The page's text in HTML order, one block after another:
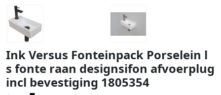
Ink Versus Fonteinpack Porselein l
s fonte raan designsifon afvoerplug
incl bevestiging 1805354